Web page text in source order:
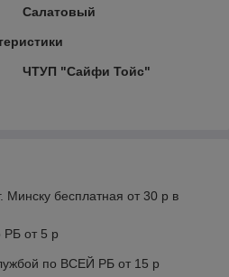
Салатовый
ЧТУП "Сайфи Тойс"
Минску бесплатная от 30 р в
РБ от 5 р
по ВСЕЙ РБ от 15 р